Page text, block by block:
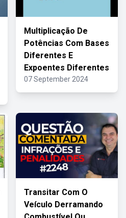
Multiplicação De
Potências Com Bases
Diferentes E
Expoentes Diferentes
07 September 2024
Transitar Com O
Veículo Derramando